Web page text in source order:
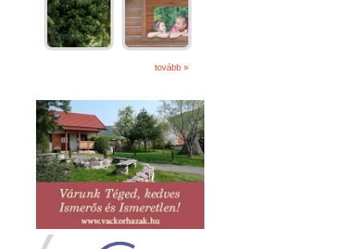
tovább »